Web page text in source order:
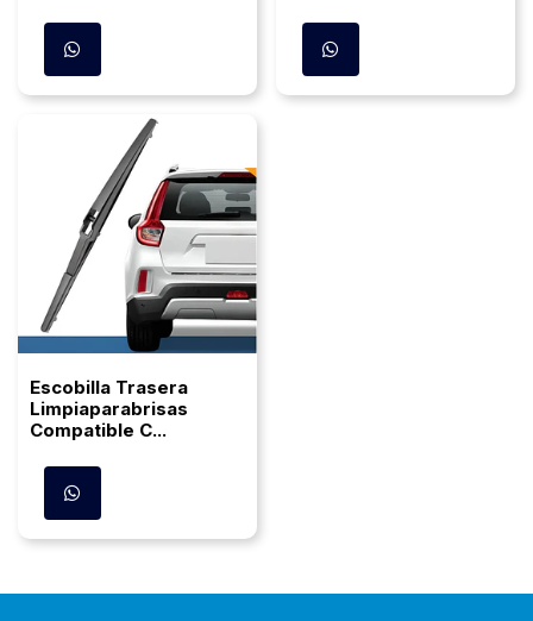
Escobilla Trasera
Limpiaparabrisas
Compatible C...